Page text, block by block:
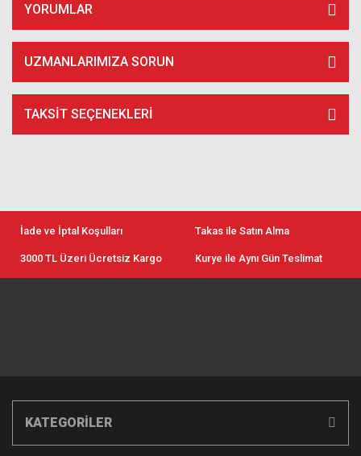
YORUMLAR
UZMANLARIMIZA SORUN
TAKSIT SEÇENEKLERI
İade ve İptal Koşulları Takas ile Satın Alma
3000 TL Üzeri Ücretsiz Kargo Kurye ile Aynı Gün Teslimat
KATEGORİLER